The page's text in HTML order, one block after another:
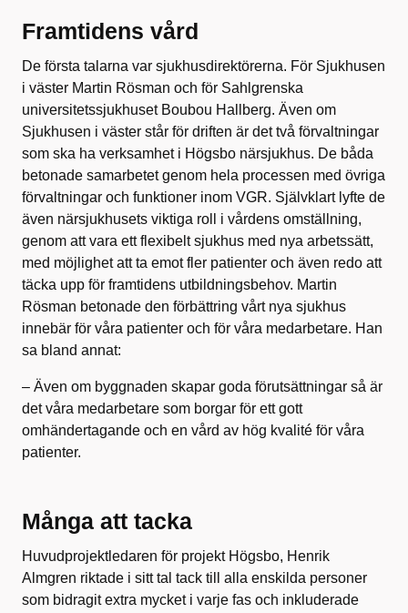
Framtidens vård
De första talarna var sjukhusdirektörerna. För Sjukhusen
i väster Martin Rösman och för Sahlgrenska
universitetssjukhuset Boubou Hallberg. Även om
Sjukhusen i väster står för driften är det två förvaltningar
som ska ha verksamhet i Högsbo närsjukhus. De båda
betonade samarbetet genom hela processen med övriga
förvaltningar och funktioner inom VGR. Självklart lyfte de
även närsjukhusets viktiga roll i vårdens omställning,
genom att vara ett flexibelt sjukhus med nya arbetssätt,
med möjlighet att ta emot fler patienter och även redo att
täcka upp för framtidens utbildningsbehov. Martin
Rösman betonade den förbättring vårt nya sjukhus
innebär för våra patienter och för våra medarbetare. Han
sa bland annat:
– Även om byggnaden skapar goda förutsättningar så är
det våra medarbetare som borgar för ett gott
omhändertagande och en vård av hög kvalité för våra
patienter.
Många att tacka
Huvudprojektledaren för projekt Högsbo, Henrik
Almgren riktade i sitt tal tack till alla enskilda personer
som bidragit extra mycket i varje fas och inkluderade